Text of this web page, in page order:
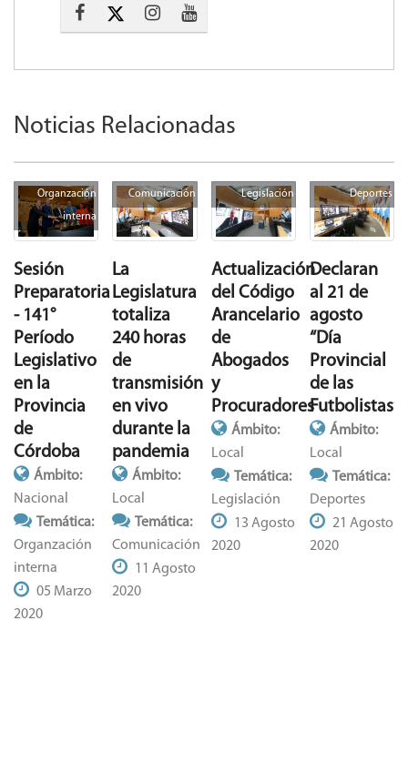
Noticias Relacionadas
Organzación
interna
Sesión
Preparatoria
- 141°
Período
Legislativo
en la
Provincia
de
Córdoba
Ámbito:
Nacional
Temática:
Organzación
interna
05 Marzo
2020
Comunicación
La
Legislatura
totaliza
240 horas
de
transmisión
en vivo
durante la
pandemia
Ámbito:
Local
Temática:
Comunicación
11 Agosto
2020
Legislación
Actualización
del Código
Arancelario
de
Abogados
y
Procuradores
Ámbito:
Local
Temática:
Legislación
13 Agosto
2020
Deportes
Declaran
al 21 de
agosto
“Día
Provincial
de las
Futbolistas”
Ámbito:
Local
Temática:
Deportes
21 Agosto
2020